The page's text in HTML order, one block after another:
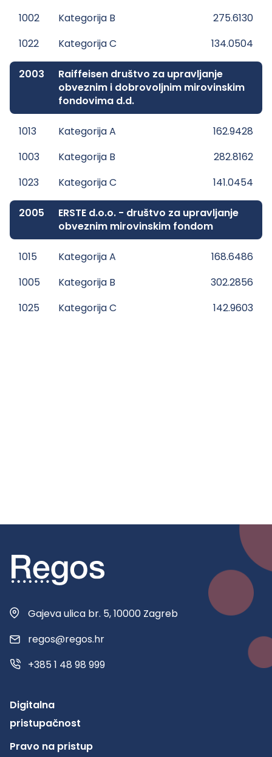
1002
Kategorija B
275.6130
1022
Kategorija C 134.0504
2003
Raiffeisen društvo za upravljanje
obveznim i dobrovoljnim mirovinskim
fondovima d.d.
1013 Kategorija A
162.9428
1003
Kategorija B
282.8162
1023
Kategorija C 141.0454
2005
ERSTE d.o.o. - društvo za upravljanje
obveznim mirovinskim fondom
1015 Kategorija A
168.6486
1005
Kategorija B
302.2856
1025
Kategorija C 142.9603
Gajeva ulica br. 5, 10000 Zagreb
regos@regos.hr
+385 1 48 98 999
Digitalna
pristupačnost
Pravo na pristup